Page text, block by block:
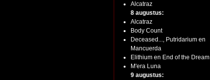
Alcatraz
8 augustus:
Alcatraz
Body Count
Deceased..., Putridarium en
Mancuerda
Elithium en End of the Dream
M'era Luna
9 augustus: